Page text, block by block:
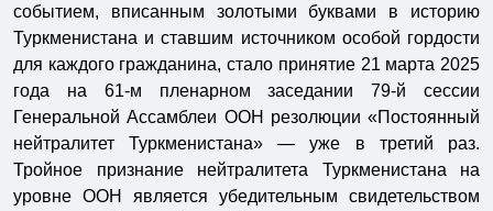
событием, вписанным золотыми буквами в историю
Туркменистана и ставшим источником особой гордости
для каждого гражданина, стало принятие 21 марта 2025
года на 61-м пленарном заседании 79-й сессии
Генеральной Ассамблеи ООН резолюции «Постоянный
нейтралитет Туркменистана» — уже в третий раз.
Тройное признание нейтралитета Туркменистана на
уровне ООН является убедительным свидетельством